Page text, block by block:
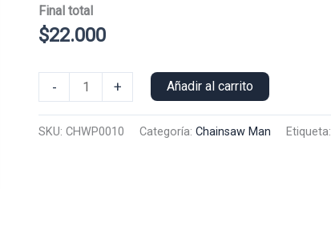
Final total
$22.000
-
Polo
Denji
+ Añadir al carrito
SKU: CHWP0010 Categoría: Chainsaw Man Etiqueta: